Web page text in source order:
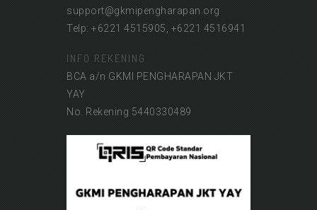
support@gkmipengharapan.org
Telp: +6221 4515905, +6221 4516941
INFO REKENING
BCA a/n GKMI PENGHARAPAN JKT
YAY
No. Rekening 5440330489